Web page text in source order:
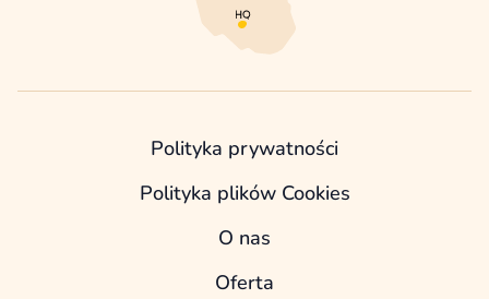
Polityka prywatności
Polityka plików Cookies
O nas
Oferta